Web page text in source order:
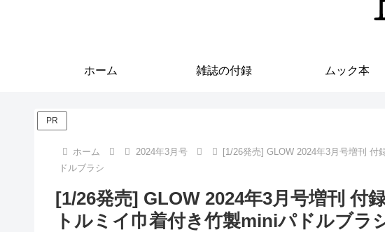
ホーム 雑誌の付録 ムック本
PR
ホーム 2024年3月号
[1/26発売] GLOW 2024年3月号増刊
ドルブラシ
[1/26発売] GLOW 2024年3月号増刊 付
トルミイ巾着付き竹製miniパドルブラ